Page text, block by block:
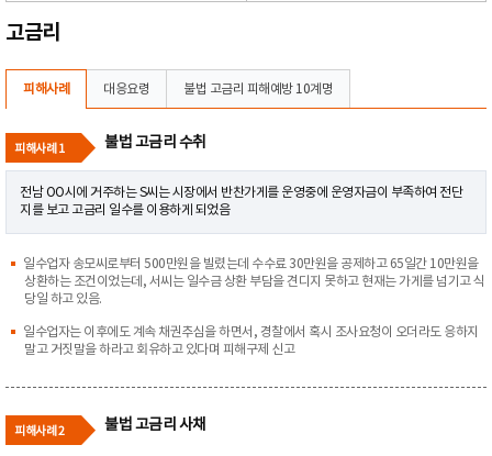
고금리
피해사례 대응요령 불법 고금리 피해예방 10계명
피해사례 1 불법 고금리 수취
전남 OO시에 거주하는 S씨는 시장에서 반찬가게를 운영중에 운영자금이 부족하여 전단
지를 보고 고금리 일수를 이용하게 되었음
일수업자 송모씨로부터 500만원을 빌렸는데 수수료 30만원을 공제하고 65일간 10만원을
상환하는 조건이었는데, 서씨는 일수금 상환 부담을 견디지 못하고 현재는 가게를 넘기고 식
당일 하고 있음.
일수업자는 이후에도 계속 채권추심을 하면서, 경찰에서 혹시 조사요청이 오더라도 응하지
말고 거짓말을 하라고 회유하고 있다며 피해구제 신고
피해사례 2 불법 고금리 사채